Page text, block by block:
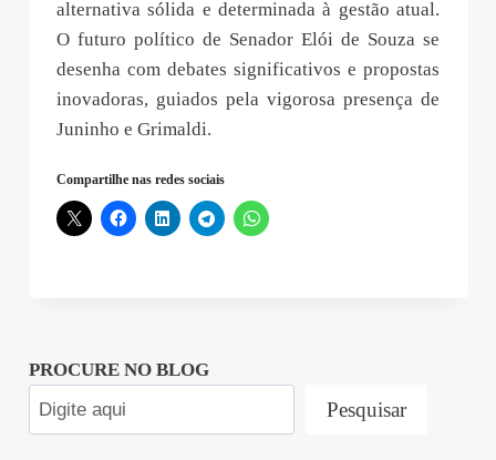
alternativa sólida e determinada à gestão atual.
O futuro político de Senador Elói de Souza se
desenha com debates significativos e propostas
inovadoras, guiados pela vigorosa presença de
Juninho e Grimaldi.
Compartilhe nas redes sociais
PROCURE NO BLOG
Pesquisar